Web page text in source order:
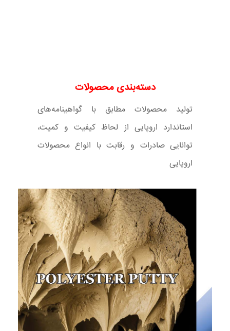
دسته‌بندی محصولات
تولید محصولات مطابق با گواهینامه‌های
استاندارد اروپایی از لحاظ کیفیت و کمیت،
توانایی صادرات و رقابت با انواع محصولات
اروپایی